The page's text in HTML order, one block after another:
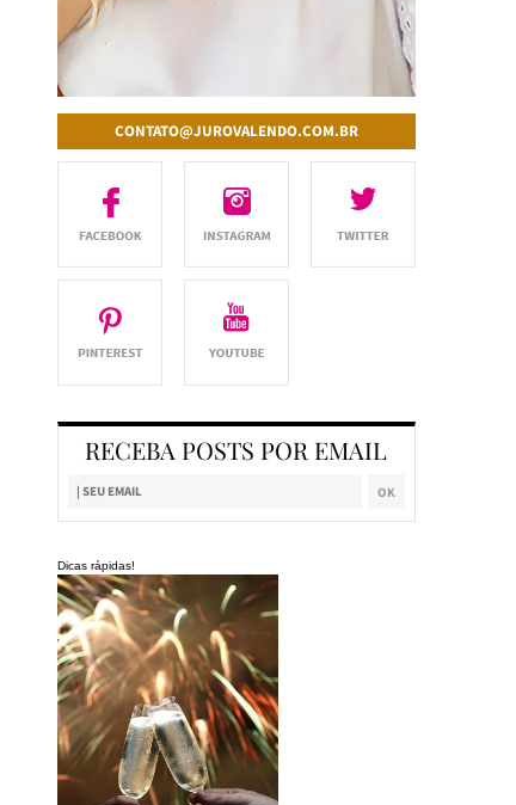
CONTATO@JUROVALENDO.COM.BR
RECEBA POSTS POR EMAIL
Dicas rápidas!